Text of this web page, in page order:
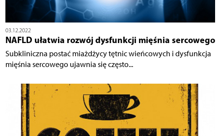
03.12.2022
NAFLD ułatwia rozwój dysfunkcji mięśnia sercowego
Subkliniczna postać miażdżycy tętnic wieńcowych i dysfunkcja
mięśnia sercowego ujawnia się często...